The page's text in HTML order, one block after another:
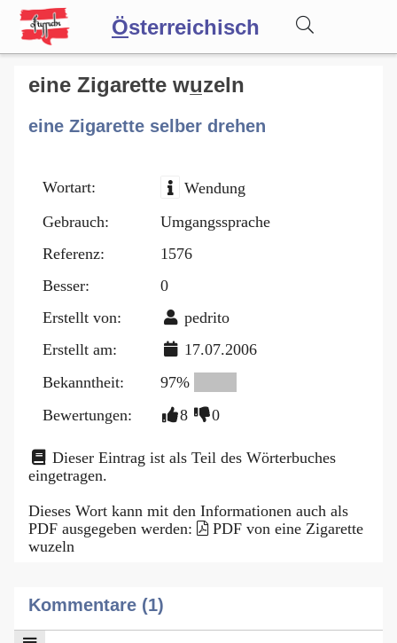
Österreichisch
Wörterbuch
Forum
Blog
eine Zigarette wu̲zeln
eine Zigarette selber drehen
Wortart:
Wendung
Gebrauch:
Umgangssprache
Referenz:
1576
Besser:
0
Erstellt von:
pedrito
Erstellt am:
17.07.2006
Bekanntheit:
97%
Bewertungen:
8 0
Dieser Eintrag ist als Teil des Wörterbuches
eingetragen.
Dieses Wort kann mit den Informationen auch als
PDF ausgegeben werden:
PDF von eine Zigarette
wuzeln
Kommentare (1)